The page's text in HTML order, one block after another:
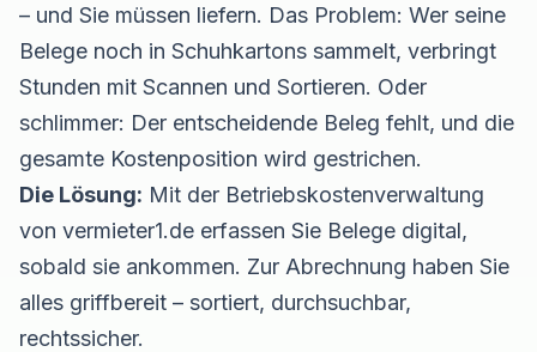
– und Sie müssen liefern. Das Problem: Wer seine
Belege noch in Schuhkartons sammelt, verbringt
Stunden mit Scannen und Sortieren. Oder
schlimmer: Der entscheidende Beleg fehlt, und die
gesamte Kostenposition wird gestrichen.
Die Lösung: Mit der Betriebskostenverwaltung
von vermieter1.de erfassen Sie Belege digital,
sobald sie ankommen. Zur Abrechnung haben Sie
alles griffbereit – sortiert, durchsuchbar,
rechtssicher.